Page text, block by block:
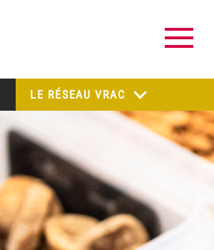
LE RÉSEAU VRAC